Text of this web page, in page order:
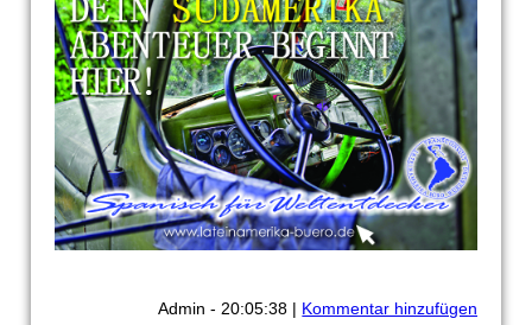
Admin - 20:05:38 | Kommentar hinzufügen